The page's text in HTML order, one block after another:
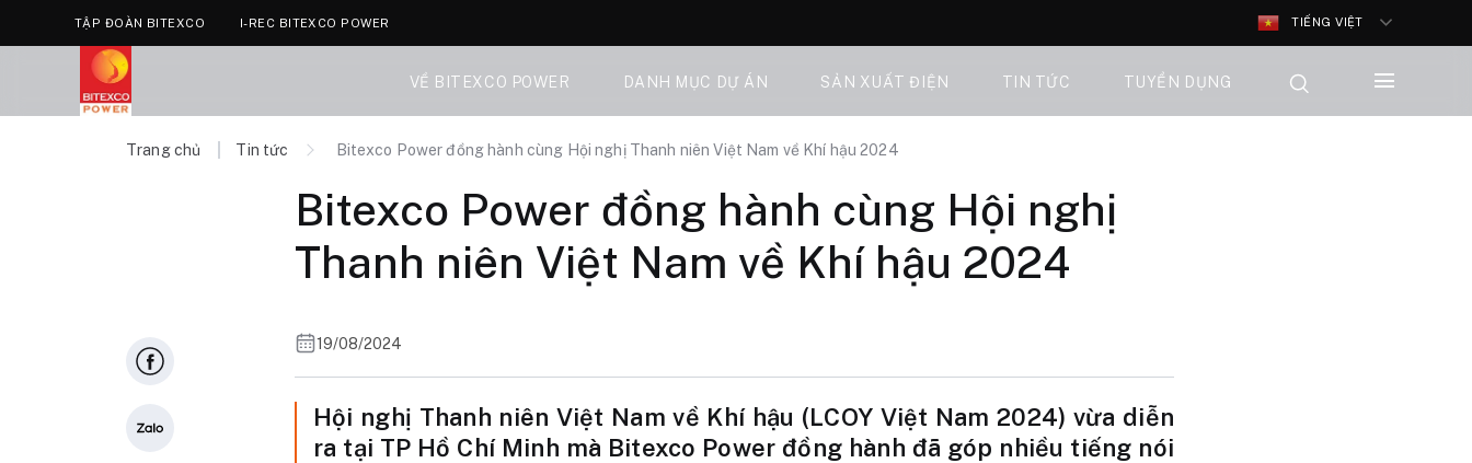
TẬP ĐOÀN BITEXCO I-REC BITEXCO POWER TIẾNG VIỆT
VỀ BITEXCO POWER DANH MỤC DỰ ÁN SẢN XUẤT ĐIỆN TIN TỨC TUYỂN DỤNG
Trang chủ Tin tức Bitexco Power đồng hành cùng Hội nghị Thanh niên Việt Nam về Khí hậu 2024
Bitexco Power đồng hành cùng Hội nghị
Thanh niên Việt Nam về Khí hậu 2024
19/08/2024
Hội nghị Thanh niên Việt Nam về Khí hậu (LCOY Việt Nam 2024) vừa diễn
ra tại TP Hồ Chí Minh mà Bitexco Power đồng hành đã góp nhiều tiếng nói